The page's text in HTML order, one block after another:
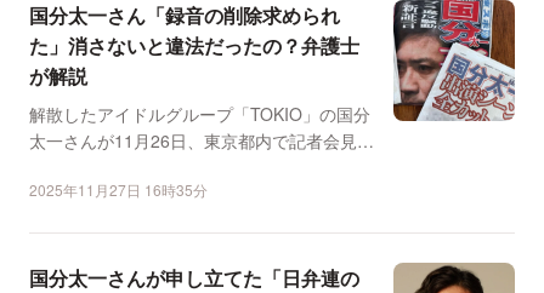
国分太一さん「録音の削除求められ
た」消さないと違法だったの？弁護士
が解説
解散したアイドルグループ「TOKIO」の国分
太一さんが11月26日、東京都内で記者会見を
2025年11月27日 16時35分
国分太一さんが申し立てた「日弁連の